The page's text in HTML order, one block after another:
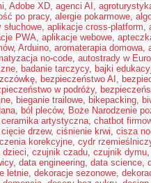
, Adobe XD, agenci AI ,
po pracy, alergie pokarmowe,
słuchowe, aplikacje cross-platform,
PWA, aplikacje webowe,
, Arduino, aromaterapia domowa,
no-code, autostrady w
, badanie tarczycy, bajki
, bezpieczeństwo AI ,
w podróży,
, bieganie trailowe, bikepacking,
, ból pleców, Boże Narodzenie
ceramika artystyczna, chatbot
cięcie drzew, ciśnienie krwi, cisza
korekcyjne, cydr
dzieci, czujnik czadu, czujnik dymu
, data engineering, data science,
letnie, dekoracje sezonowe,